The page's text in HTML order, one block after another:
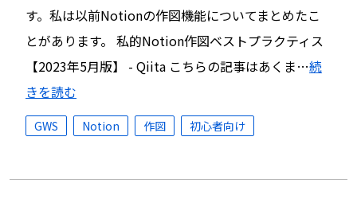
す。私は以前Notionの作図機能についてまとめたこ
とがあります。 私的Notion作図ベストプラクティス
【2023年5月版】 - Qiita こちらの記事はあくま…続
きを読む
GWS Notion 作図 初心者向け